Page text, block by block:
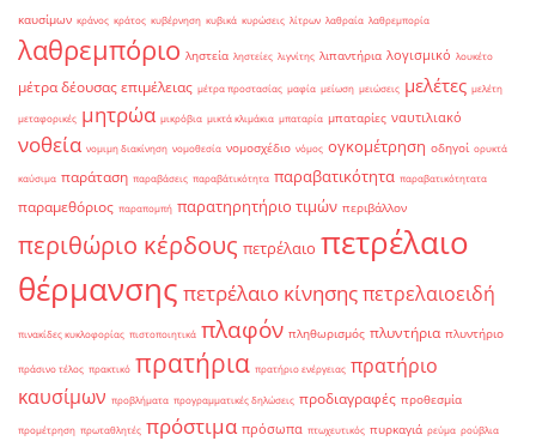
καυσίμων κράνος κράτος κυβέρνηση κυβικά κυρώσεις λίτρων λαθραία λαθρεμπορία
λαθρεμπόριο ληστεία ληστείες λιγνίτης λιπαντήρια λογισμικό λουκέτο
μέτρα δέουσας επιμέλειας μέτρα προστασίας μαφία μείωση μειώσεις μελέτες μελέτη
μεταφορικές μητρώα μικρόβια μικτά κλιμάκια μπαταρία μπαταρίες ναυτιλιακό
νοθεία νομιμη διακίνηση νομοθεσία νομοσχέδιο νόμος ογκομέτρηση οδηγοί ορυκτά
καύσιμα παράταση παραβάσεις παραβάτικότητα παραβατικότητα παραβατικότητατα
παραμεθόριος παραπομπή παρατηρητήριο τιμών περιβάλλον
περιθώριο κέρδους πετρέλαιο πετρέλαιο
θέρμανσης πετρέλαιο κίνησηςπετρελαιοειδή
πινακίδες κυκλοφορίας πιστοποιητικά πλαφόν πληθωρισμός πλυντήρια πλυντήριο
πράσινο τέλος πρακτικό πρατήρια πρατήριο ενέργειας πρατήριο
καυσίμων προβλήματα προγραμματικές δηλώσεις προδιαγραφές προθεσμία
προμέτρηση πρωταθλητές πρόστιμα πρόσωπα πτωχευτικός πυρκαγιά ρεύμα ρούβλια